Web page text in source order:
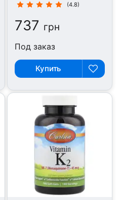
(4.8)
737 грн
Под заказ
Купить